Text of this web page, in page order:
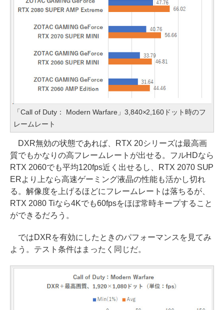
「Call of Duty： Modern Warfare」3,840×2,160ドット時のフ
レームレート
DXR無効の状態であれば、RTX 20シリーズは最高画
質でもかなりの高フレームレートが出せる。フルHDなら
RTX 2060でも平均120fps近く出せるし、RTX 2070 SUP
ERより上なら高速ゲーミング液晶の性能も活かし切れ
る。解像度を上げるほどにフレームレートは落ちるが、
RTX 2080 Tiなら4Kでも60fpsをほぼ常時キープすること
ができるだろう。
ではDXRを有効にしたときのパフォーマンスを見てみ
よう。テスト条件はまったく同じだ。